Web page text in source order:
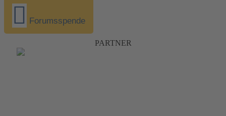
Forumsspende
PARTNER